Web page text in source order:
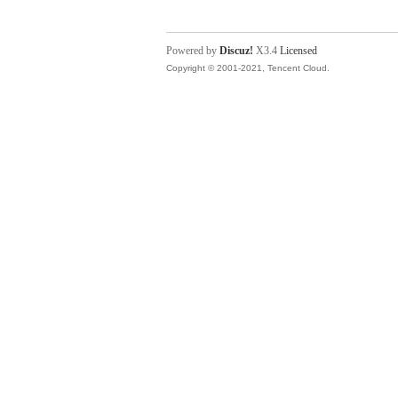
Powered by Discuz! X3.4 Licensed
Copyright © 2001-2021, Tencent Cloud.